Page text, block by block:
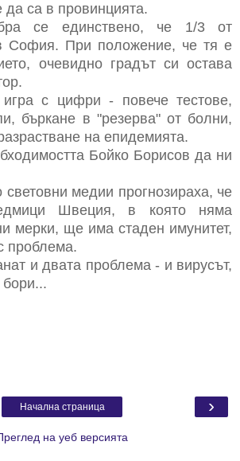
да са в провинцията.
се единствено, че 1/3 от
София. При положение, че тя е
очевидно градът си остава
с цифри - повече тестове,
бъркане в "резерва" от болни,
на епидемията.
Бойко Борисов да ни
медии прогнозираха, че
Швеция, в която няма
мерки, ще има стаден имунитет,
проблема.
и двата проблема - и вирусът,
бори...
›
Начална страница
на уеб версията